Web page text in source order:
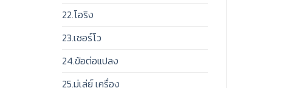
22.โอริง
23.เซอร์โว
24.ข้อต่อแปลง
25.มู่เล่ย์ เครื่อง